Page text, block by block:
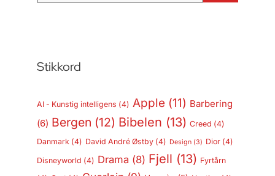
Stikkord
AI - Kunstig intelligens (4) Apple (11) Barbering
(6) Bergen (12) Bibelen (13) Creed (4)
Danmark (4) David André Østby(4) Design(3) Dior(4)
Disneyworld (4) Drama (8) Fjell (13) Fyrtårn